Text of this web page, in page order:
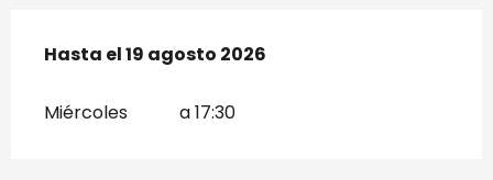
Del8 julio 2026al19 agosto 2026
Hasta el19 agosto 2026
Miércoles a 17:30